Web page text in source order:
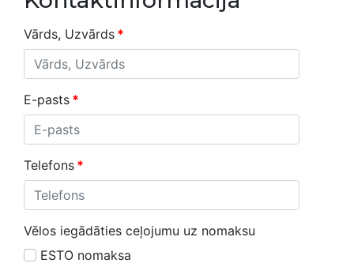
Vārds, Uzvārds *
E-pasts *
Telefons *
Vēlos iegādāties ceļojumu uz nomaksu
ESTO nomaksa